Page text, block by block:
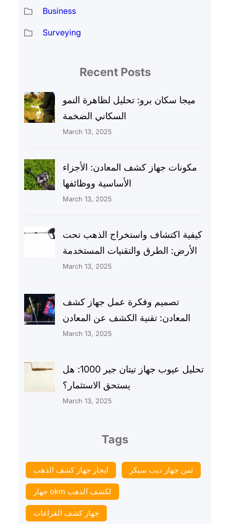
Business
Surveying
Recent Posts
ميجا سكان برو: تحليل لظاهرة النمو
السكاني الضخمة
March 13, 2025
مكونات جهاز كشف المعادن: الأجزاء
الأساسية ووظائفها
March 13, 2025
كيفية اكتشاف واستخراج الذهب تحت
الأرض: الطرق والتقنيات المستخدمة
March 13, 2025
تصميم وفكرة عمل جهاز كشف
المعادن: تقنية الكشف عن المعادن
March 13, 2025
تحليل عيوب جهاز تيتان جير 1000: هل
يستحق الاستثمار؟
March 13, 2025
Tags
ايجار جهاز كشف الذهب ثمن جهاز ديب سيكر
جهاز okm لكشف الذهب
جهاز كشف الفراغات